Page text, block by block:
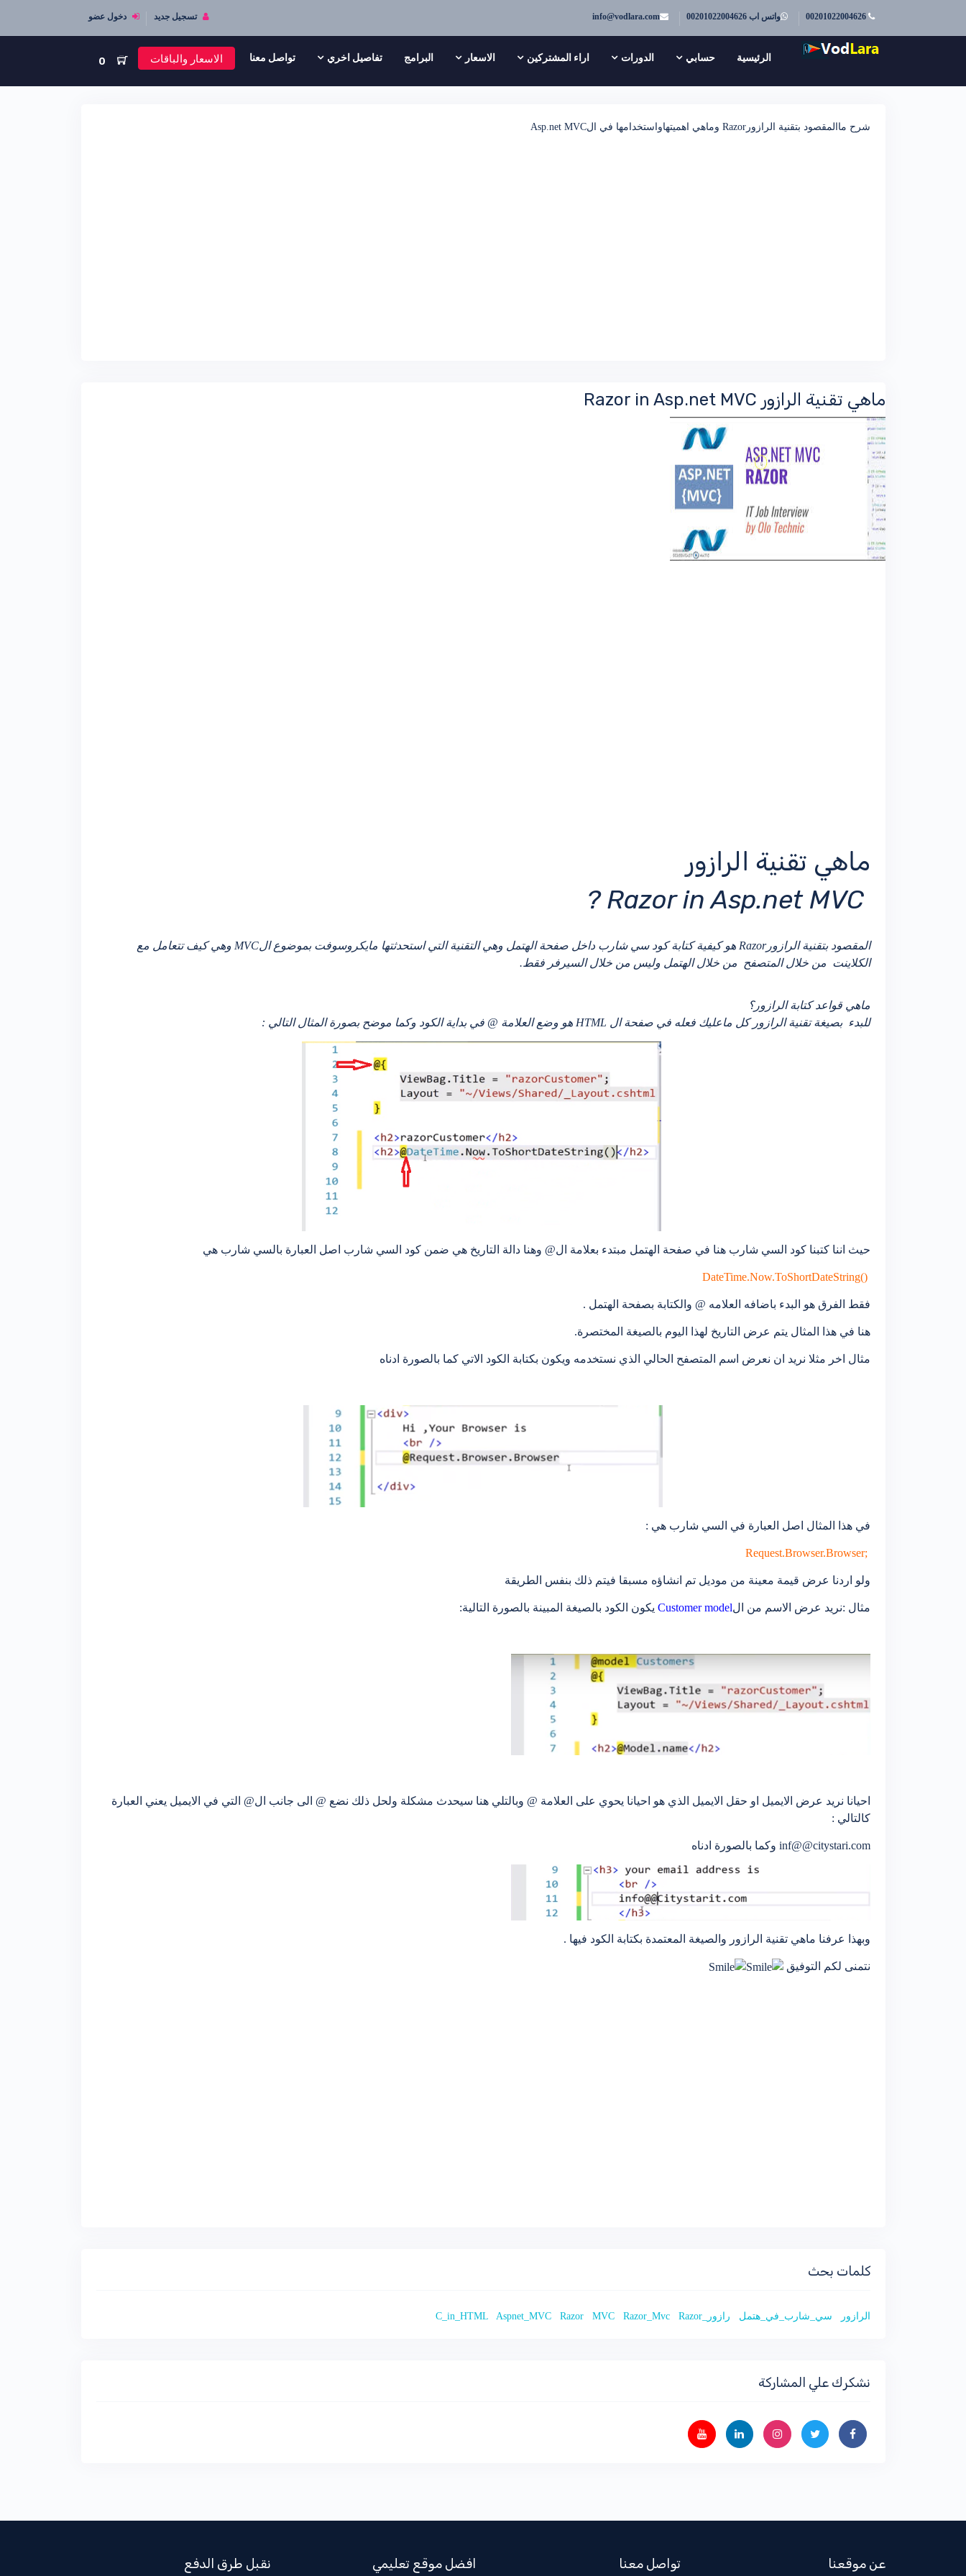
00201022004626 واتس اب 00201022004626 info@vodlara.com تسجيل جديد دخول عضو
الاسعار والباقات 0 الرئيسية حسابي الدورات اراء المشتركين الاسعار البرامج تفاصيل اخري تواصل معنا
شرح ماالمقصود بتقنية الرازورRazor وماهي اهميتهاواستخدامها في الAsp.net MVC
ماهي تقنية الرازور Razor in Asp.net MVC
ماهي تقنية الرازور
Razor in Asp.net MVC ?
المقصود بتقنية الرازورRazor هو كيفية كتابة كود سي شارب داخل صفحة الهتمل وهي التقنية التي استحدثتها مايكروسوفت بموضوع الMVC وهي كيف تتعامل مع
الكلاينت من خلال المتصفح من خلال الهتمل وليس من خلال السيرفر فقط.
ماهي قواعد كتابة الرازور؟
للبدء بصيغة تقنية الرازور كل ماعليك فعله في صفحة ال HTML هو وضع العلامة @ في بداية الكود وكما موضح بصورة المثال التالي :
حيث اننا كتبنا كود السي شارب هنا في صفحة الهتمل مبتدء بعلامة ال@ وهنا دالة التاريخ هي ضمن كود السي شارب اصل العبارة بالسي شارب هي
()DateTime.Now.ToShortDateString
فقط الفرق هو البدء باضافه العلامه @ والكتابة بصفحة الهتمل .
هنا في هذا المثال يتم عرض التاريخ لهذا اليوم بالصيغة المختصرة.
مثال اخر مثلا نريد ان نعرض اسم المتصفح الحالي الذي نستخدمه ويكون بكتابة الكود الاتي كما بالصورة ادناه
في هذا المثال اصل العبارة في السي شارب هي :
;Request.Browser.Browser
ولو اردنا عرض قيمة معينة من موديل تم انشاؤه مسبقا فيتم ذلك بنفس الطريقة
مثال :نريد عرض الاسم من الCustomer model يكون الكود بالصيغة المبينة بالصورة التالية:
احيانا نريد عرض الايميل او حقل الايميل الذي هو احيانا يحوي على العلامة @ وبالتلي هنا سيحدث مشكلة ولحل ذلك نضع @ الى جانب ال@ التي في الايميل يعني العبارة
كالتالي :
inf@@citystari.com وكما بالصورة ادناه
وبهذا عرفنا ماهي تقنية الرازور والصيغة المعتمدة بكتابة الكود فيها .
نتمنى لكم التوفيق
كلمات بحث
الرازور سي_شارب_في_هتمل رازور_C_in_HTML Aspnet_MVC Razor MVC Razor_Mvc Razor
نشكرك علي المشاركة
عن موقعنا تواصل معنا افضل موقع تعليمي نقبل طرق الدفع